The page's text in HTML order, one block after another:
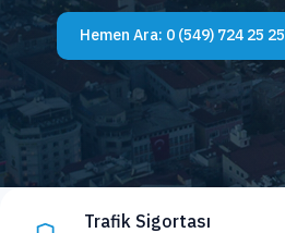
Hemen Ara: 0 (549) 724 25 25
Trafik Sigortası